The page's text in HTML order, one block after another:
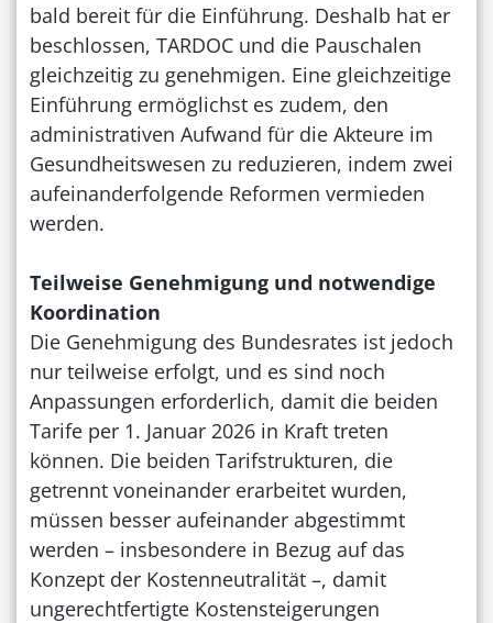
bald bereit für die Einführung. Deshalb hat er
beschlossen, TARDOC und die Pauschalen
gleichzeitig zu genehmigen. Eine gleichzeitige
Einführung ermöglichst es zudem, den
administrativen Aufwand für die Akteure im
Gesundheitswesen zu reduzieren, indem zwei
aufeinanderfolgende Reformen vermieden
werden.
Teilweise Genehmigung und notwendige
Koordination
Die Genehmigung des Bundesrates ist jedoch
nur teilweise erfolgt, und es sind noch
Anpassungen erforderlich, damit die beiden
Tarife per 1. Januar 2026 in Kraft treten
können. Die beiden Tarifstrukturen, die
getrennt voneinander erarbeitet wurden,
müssen besser aufeinander abgestimmt
werden – insbesondere in Bezug auf das
Konzept der Kostenneutralität –, damit
ungerechtfertigte Kostensteigerungen